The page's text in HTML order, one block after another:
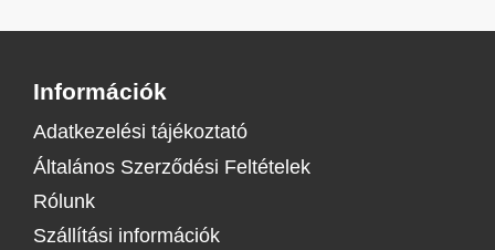
Információk
Adatkezelési tájékoztató
Általános Szerződési Feltételek
Rólunk
Szállítási információk